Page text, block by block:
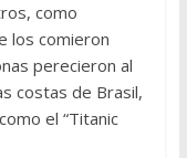
como
los comieron
perecieron al
costas de Brasil,
el “Titanic